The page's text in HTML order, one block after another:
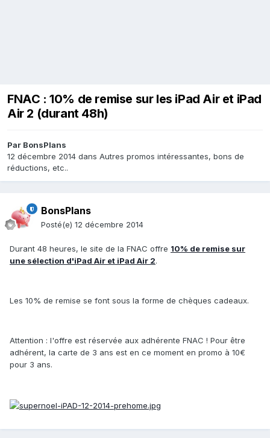
FNAC : 10% de remise sur les iPad Air et iPad
Air 2 (durant 48h)
Par BonsPlans
12 décembre 2014 dans Autres promos intéressantes, bons de
réductions, etc..
BonsPlans
Posté(e) 12 décembre 2014
Durant 48 heures, le site de la FNAC offre 10% de remise sur
une sélection d'iPad Air et iPad Air 2.
Les 10% de remise se font sous la forme de chèques cadeaux.
Attention : l'offre est réservée aux adhérente FNAC ! Pour être
adhérent, la carte de 3 ans est en ce moment en promo à 10€
pour 3 ans.